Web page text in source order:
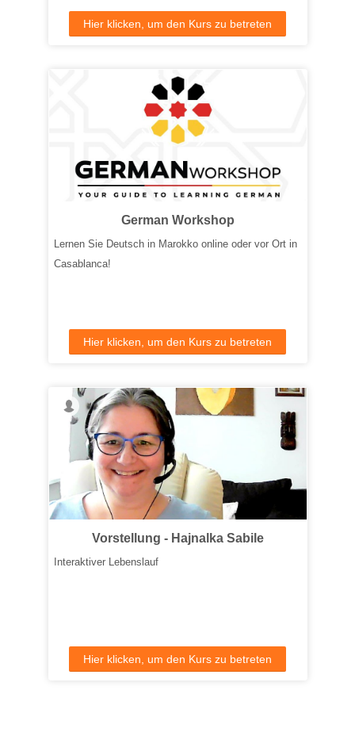
Hier klicken, um den Kurs zu betreten
German Workshop
Lernen Sie Deutsch in Marokko online oder vor Ort in
Casablanca!
Hier klicken, um den Kurs zu betreten
Vorstellung - Hajnalka Sabile
Interaktiver Lebenslauf
Hier klicken, um den Kurs zu betreten